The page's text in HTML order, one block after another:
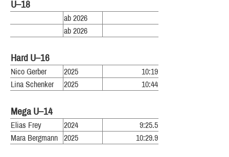
U–18
ab 2026
ab 2026
Hard U–16
Nico Gerber 2025
10:19
Lina Schenker
2025 10:44
Mega U–14
Elias Frey 2024
9:25.5
Mara Bergmann 2025 10:29.9